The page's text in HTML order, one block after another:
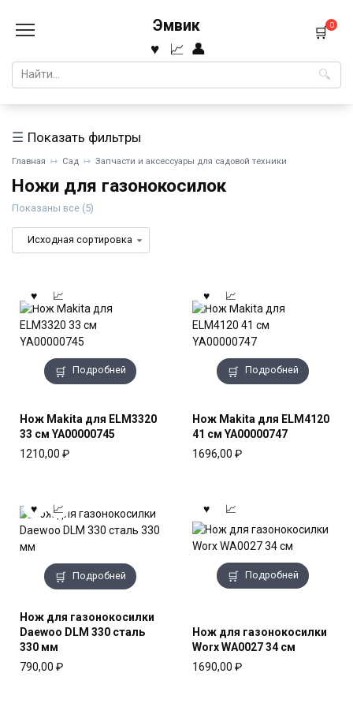
содержанию
Эмвик 0
Search
for:
Главная Сад Запчасти и аксессуары для садовой техники
Ножи для газонокосилок
Показаны все (5)
Подробней
Нож Makita для ELM3320
33 см YA00000745
1210,00 ₽
Подробней
Нож Makita для ELM4120
41 см YA00000747
1696,00 ₽
Подробней
Нож для газонокосилки
Daewoo DLM 330 сталь
330 мм
790,00 ₽
Подробней
Нож для газонокосилки
Worx WA0027 34 см
1690,00 ₽
Показать фильтры